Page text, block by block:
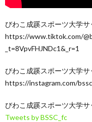
びわこ成蹊スポーツ大学
https://www.tiktok.com/
_t=8VpvFHJNDc1&_r=1
びわこ成蹊スポーツ大学
https://instagram.com/
びわこ成蹊スポーツ大学
Tweets by BSSC_fc